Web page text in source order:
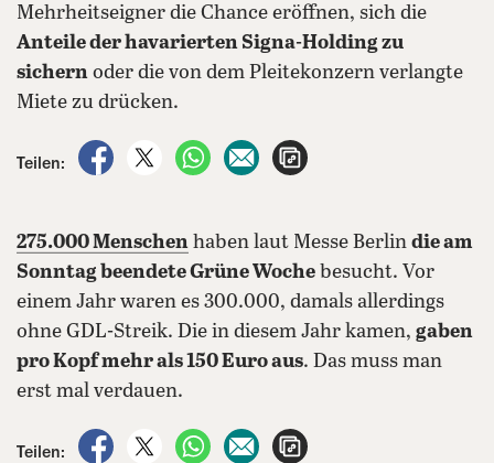
Mehrheitseigner die Chance eröffnen, sich die
Anteile der havarierten Signa-Holding zu
sichern oder die von dem Pleitekonzern verlangte
Miete zu drücken.
Teilen:
auf Facebook teilen
auf X teilenper WhatsApp teilen
per E-Mail teilen
275.000 Menschen haben laut Messe Berlin die am
Sonntag beendete Grüne Woche besucht. Vor
einem Jahr waren es 300.000, damals allerdings
ohne GDL-Streik. Die in diesem Jahr kamen, gaben
pro Kopf mehr als 150 Euro aus. Das muss man
erst mal verdauen.
Teilen:
auf Facebook teilen
auf X teilenper WhatsApp teilen
per E-Mail teilen